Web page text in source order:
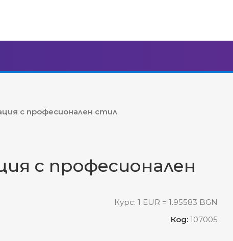
с професионален стил
с професионален
Курс: 1 EUR = 1.95583 BGN
Код:107005